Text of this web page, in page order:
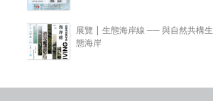
展覽 | 生態海岸線 ── 與自然共構生
態海岸